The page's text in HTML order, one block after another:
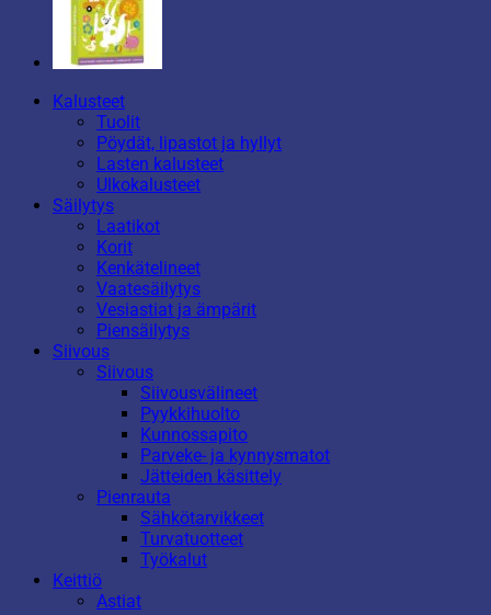
Kalusteet
Tuolit
Pöydät, lipastot ja hyllyt
Lasten kalusteet
Ulkokalusteet
Säilytys
Laatikot
Korit
Kenkätelineet
Vaatesäilytys
Vesiastiat ja ämpärit
Piensäilytys
Siivous
Siivous
Siivousvälineet
Pyykkihuolto
Kunnossapito
Parveke- ja kynnysmatot
Jätteiden käsittely
Pienrauta
Sähkötarvikkeet
Turvatuotteet
Työkalut
Keittiö
Astiat